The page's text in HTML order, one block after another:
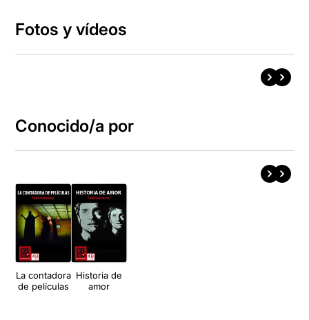
Fotos y vídeos
Conocido/a por
La contadora
de películas
Historia de
amor